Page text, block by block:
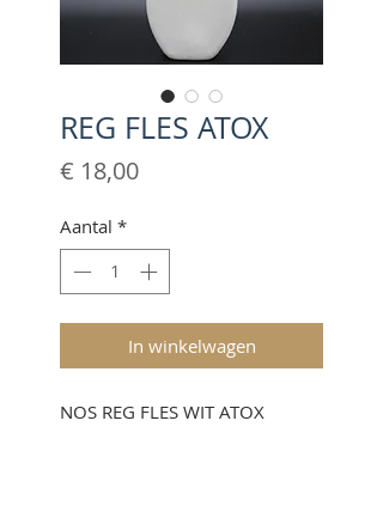
REG FLES ATOX
€ 18,00Prijs
Aantal *
In winkelwagen
NOS REG FLES WIT ATOX